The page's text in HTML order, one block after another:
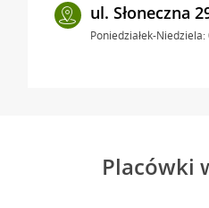
ul. Słoneczna
Poniedziałek-
Placówki